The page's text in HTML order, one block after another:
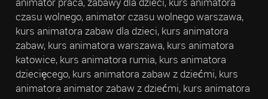
czasu wolnego, animator czasu wolnego warszawa,
kurs animatora zabaw dla dzieci, kurs animatora
zabaw, kurs animatora warszawa, kurs animatora
katowice, kurs animatora rumia, kurs animatora
dziecięcego, kurs animatora zabaw z dziećmi, kurs
animatora animator zabaw z dziećmi, kurs animatora